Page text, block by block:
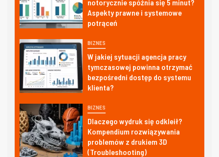
notorycznie spóźnia się 5 minut?
Aspekty prawne i systemowe
potrąceń
BIZNES
W jakiej sytuacji agencja pracy
tymczasowej powinna otrzymać
bezpośredni dostęp do systemu
klienta?
BIZNES
Dlaczego wydruk się odkleił?
Kompendium rozwiązywania
problemów z drukiem 3D
(Troubleshooting)